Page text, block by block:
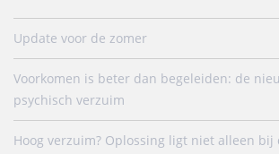
Update voor de zomer
Voorkomen is beter dan begeleiden: de
psychisch verzuim
Hoog verzuim? Oplossing ligt niet alleen